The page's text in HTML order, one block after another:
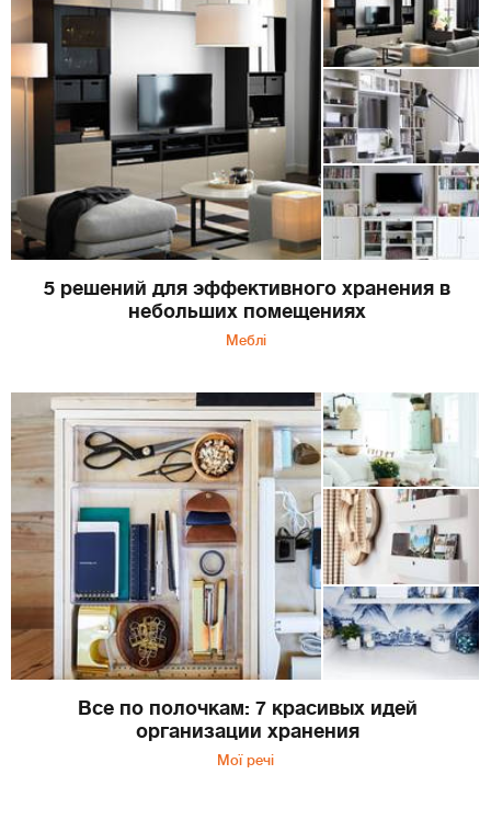
5 решений для эффективного хранения в
небольших помещениях
Меблі
Все по полочкам: 7 красивых идей
организации хранения
Мої речі